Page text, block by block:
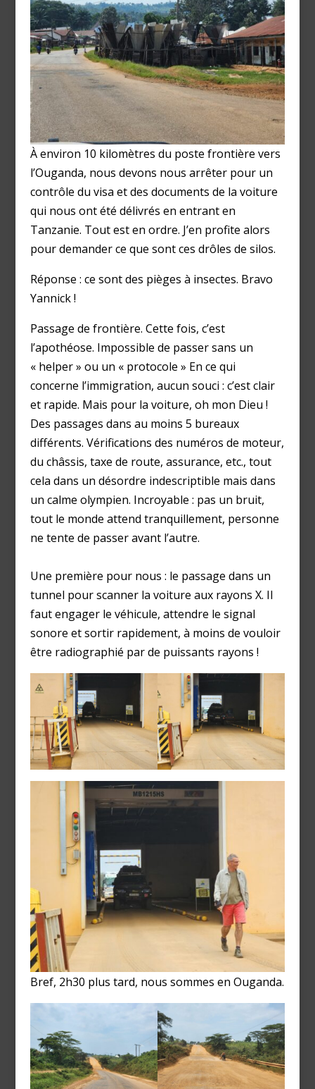
À environ 10 kilomètres du poste frontière vers
l’Ouganda, nous devons nous arrêter pour un
contrôle du visa et des documents de la voiture
qui nous ont été délivrés en entrant en
Tanzanie. Tout est en ordre. J’en profite alors
pour demander ce que sont ces drôles de silos.
Réponse : ce sont des pièges à insectes. Bravo
Yannick !
Passage de frontière. Cette fois, c’est
l’apothéose. Impossible de passer sans un
« helper » ou un « protocole » En ce qui
concerne l’immigration, aucun souci : c’est clair
et rapide. Mais pour la voiture, oh mon Dieu !
Des passages dans au moins 5 bureaux
différents. Vérifications des numéros de moteur,
du châssis, taxe de route, assurance, etc., tout
cela dans un désordre indescriptible mais dans
un calme olympien. Incroyable : pas un bruit,
tout le monde attend tranquillement, personne
ne tente de passer avant l’autre.
Une première pour nous : le passage dans un
tunnel pour scanner la voiture aux rayons X. Il
faut engager le véhicule, attendre le signal
sonore et sortir rapidement, à moins de vouloir
être radiographié par de puissants rayons !
Bref, 2h30 plus tard, nous sommes en Ouganda.